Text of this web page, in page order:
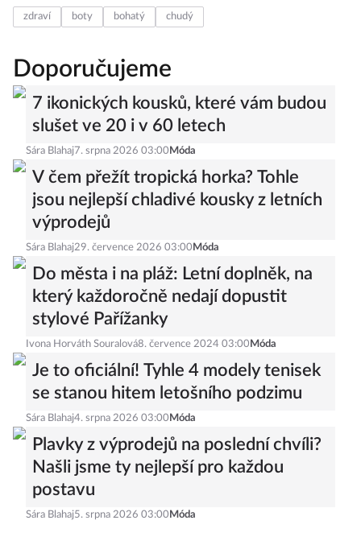
zdraví boty bohatý chudý
Doporučujeme
7 ikonických kousků, které vám budou
slušet ve 20 i v 60 letech
Sára Blahaj7. srpna 2026 03:00 Móda
V čem přežít tropická horka? Tohle
jsou nejlepší chladivé kousky z letních
výprodejů
Sára Blahaj29. července 2026 03:00 Móda
Do města i na pláž: Letní doplněk, na
který každoročně nedají dopustit
stylové Pařížanky
Ivona Horváth Souralová8. července 2024 03:00 Móda
Je to oficiální! Tyhle 4 modely tenisek
se stanou hitem letošního podzimu
Sára Blahaj4. srpna 2026 03:00 Móda
Plavky z výprodejů na poslední chvíli?
Našli jsme ty nejlepší pro každou
postavu
Sára Blahaj5. srpna 2026 03:00 Móda